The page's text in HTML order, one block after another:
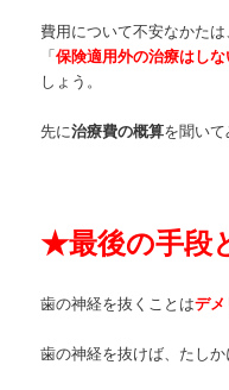
費用について不安なかた
「保険適用外の治療はし
しょう。
先に治療費の概算を聞いて
★最後の手段
歯の神経を抜くことはデ
歯の神経を抜けば、たし